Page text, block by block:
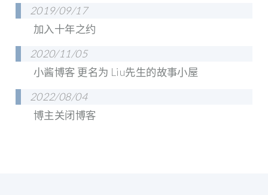
2019/09/17
加入十年之约
2020/11/05
小酱博客 更名为 Liu先生的故事小屋
2022/08/04
博主关闭博客